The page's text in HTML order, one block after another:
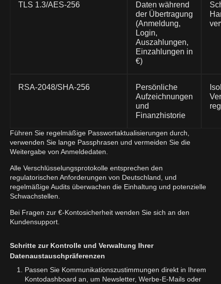
TLS 1.3/AES-256
Daten während
der Übertragung
(Anmeldung,
Login,
Auszahlungen,
Einzahlungen in
€)
RSA-2048/SHA-256
Persönliche
Aufzeichnungen
und
Finanzhistorie
Führen Sie regelmäßige Passwortaktualisierungen durch,
verwenden Sie lange Passphrasen und vermeiden Sie die
Weitergabe von Anmeldedaten.
Alle Verschlüsselungsprotokolle entsprechen den
regulatorischen Anforderungen von Deutschland, und
regelmäßige Audits überwachen die Einhaltung und potenzielle
Schwachstellen.
Bei Fragen zur €-Kontosicherheit wenden Sie sich an den
Kundensupport.
Schritte zur Kontrolle und Verwaltung Ihrer
Datenaustauschpräferenzen
Passen Sie Kommunikationszustimmungen direkt in Ihrem
Kontodashboard an, um Newsletter, Werbe-E-Mails oder